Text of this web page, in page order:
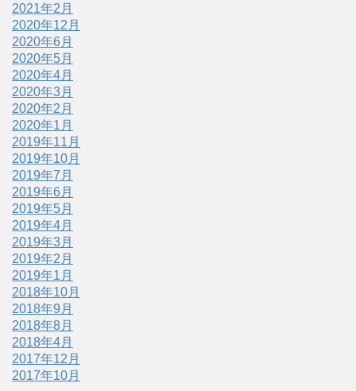
2021年2月
2020年12月
2020年6月
2020年5月
2020年4月
2020年3月
2020年2月
2020年1月
2019年11月
2019年10月
2019年7月
2019年6月
2019年5月
2019年4月
2019年3月
2019年2月
2019年1月
2018年10月
2018年9月
2018年8月
2018年4月
2017年12月
2017年10月